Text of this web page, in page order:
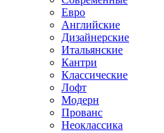
Евро
Английские
Дизайнерские
Итальянские
Кантри
Классические
Лофт
Модерн
Прованс
Неоклассика